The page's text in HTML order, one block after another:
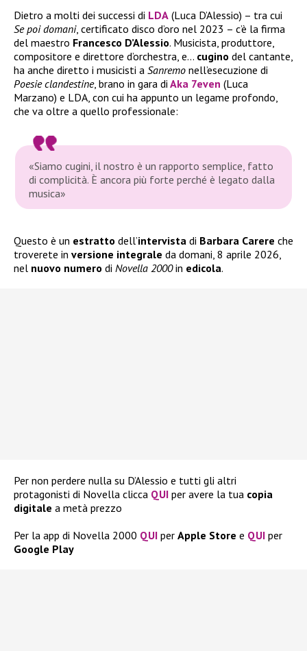
Dietro a molti dei successi di LDA (Luca D’Alessio) – tra cui
Se poi domani, certificato disco d’oro nel 2023 – c’è la firma
del maestro Francesco D’Alessio. Musicista, produttore,
compositore e direttore d’orchestra, e… cugino del cantante,
ha anche diretto i musicisti a Sanremo nell’esecuzione di
Poesie clandestine, brano in gara di Aka 7even (Luca
Marzano) e LDA, con cui ha appunto un legame profondo,
che va oltre a quello professionale:
«Siamo cugini, il nostro è un rapporto semplice, fatto
di complicità. È ancora più forte perché è legato dalla
musica»
Questo è un estratto dell’intervista di Barbara Carere che
troverete in versione integrale da domani, 8 aprile 2026,
nel nuovo numero di Novella 2000in edicola.
Per non perdere nulla su D’Alessio e tutti gli altri
protagonisti di Novella clicca QUI per avere la tua copia
digitale a metà prezzo
Per la app di Novella 2000 QUI per Apple Store e QUI per
Google Play